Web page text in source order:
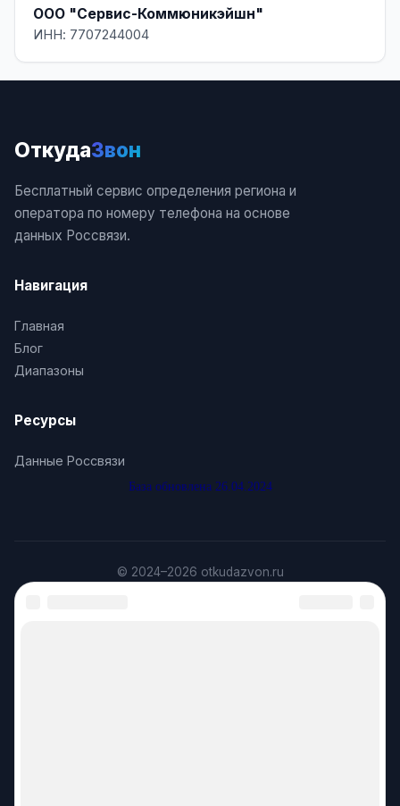
ООО "Сервис-Коммюникэйшн"
ИНН: 7707244004
ОткудаЗвон
Бесплатный сервис определения региона и
оператора по номеру телефона на основе
данных Россвязи.
Навигация
Главная
Блог
Диапазоны
Ресурсы
Данные Россвязи
База обновлена 26.04.2024
© 2024–2026 otkudazvon.ru